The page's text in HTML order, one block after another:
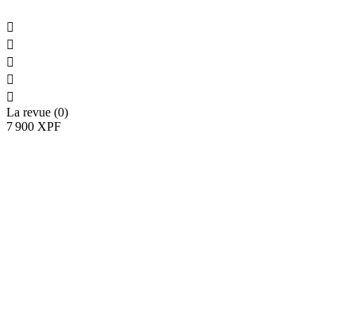





La revue (0)
7 900 XPF